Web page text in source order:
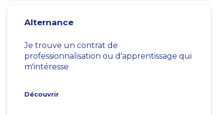
Alternance
Je trouve un contrat de
professionnalisation ou d'apprentissage qui
m'intéresse
Découvrir